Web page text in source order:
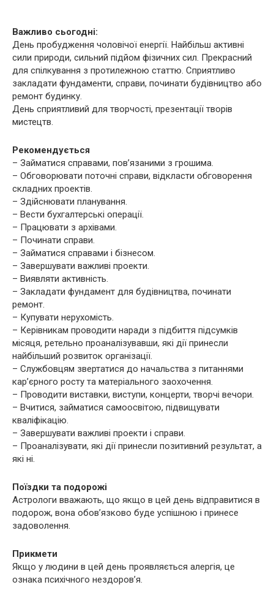
Важливо сьогодні:
День пробудження чоловічої енергії. Найбільш активні
сили природи, сильний підйом фізичних сил. Прекрасний
для спілкування з протилежною статтю. Сприятливо
закладати фундаменти, справи, починати будівництво або
ремонт будинку.
День сприятливий для творчості, презентації творів
мистецтв.
Рекомендується
– Займатися справами, пов’язаними з грошима.
– Обговорювати поточні справи, відкласти обговорення
складних проектів.
– Здійснювати планування.
– Вести бухгалтерські операції.
– Працювати з архівами.
– Починати справи.
– Займатися справами і бізнесом.
– Завершувати важливі проекти.
– Виявляти активність.
– Закладати фундамент для будівництва, починати
ремонт.
– Купувати нерухомість.
– Керівникам проводити наради з підбиття підсумків
місяця, ретельно проаналізувавши, які дії принесли
найбільший розвиток організації.
– Службовцям звертатися до начальства з питаннями
кар’єрного росту та матеріального заохочення.
– Проводити виставки, виступи, концерти, творчі вечори.
– Вчитися, займатися самоосвітою, підвищувати
кваліфікацію.
– Завершувати важливі проекти і справи.
– Проаналізувати, які дії принесли позитивний результат, а
які ні.
Поїздки та подорожі
Астрологи вважають, що якщо в цей день відправитися в
подорож, вона обов’язково буде успішною і принесе
задоволення.
Прикмети
Якщо у людини в цей день проявляється алергія, це
ознака психічного нездоров’я.